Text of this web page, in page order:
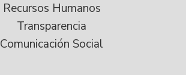
Recursos Humanos
Transparencia
Comunicación Social